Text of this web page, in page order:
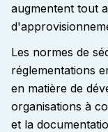
augmentent tout
Les normes de
réglementations
en matière de
organisations à
et la